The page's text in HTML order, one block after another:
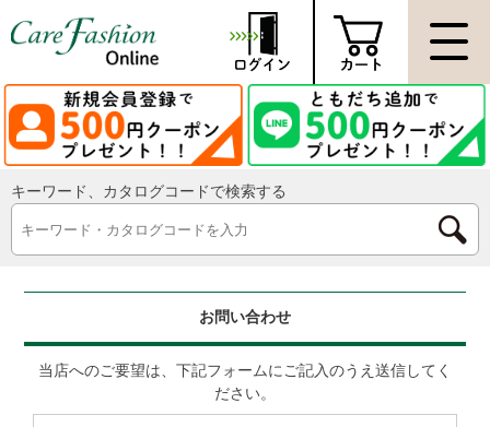
キーワード、カタログコードで検索する
お問い合わせ
当店へのご要望は、下記フォームにご記入のうえ送信してく
ださい。